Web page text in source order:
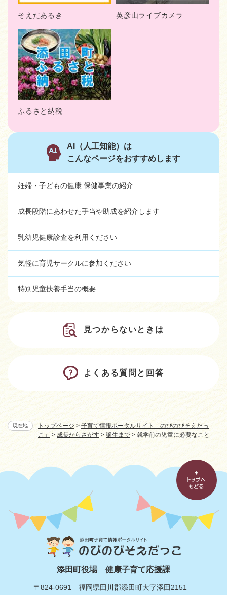
現在地 トップページ > 子育て情報ポータルサイト「のびのびそえだっ
こ」 > 成長からさがす > 誕生まで > 就学前の児童に必要なこと
そえだあるき 英彦山ライブカメラ
ふるさと納税
AI（人工知能）は
こんなページをおすすめします
妊婦・子どもの健康 保健事業の紹介
成長段階にあわせた手当や助成を紹介します
乳幼児健康診査を利用ください
気軽に育児サークルに参加ください
特別児童扶養手当の概要
見つからないときは
よくある質問と回答
添田町役場 健康子育て応援課
〒824-0691 福岡県田川郡添田町大字添田2151